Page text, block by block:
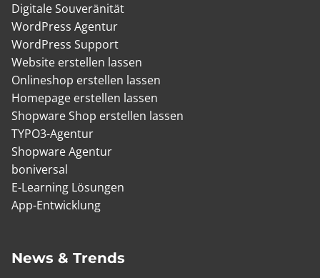
Digitale Souveränität
WordPress Agentur
WordPress Support
Website erstellen lassen
Onlineshop erstellen lassen
Homepage erstellen lassen
Shopware Shop erstellen lassen
TYPO3-Agentur
Shopware Agentur
boniversal
E-Learning Lösungen
App-Entwicklung
News & Trends